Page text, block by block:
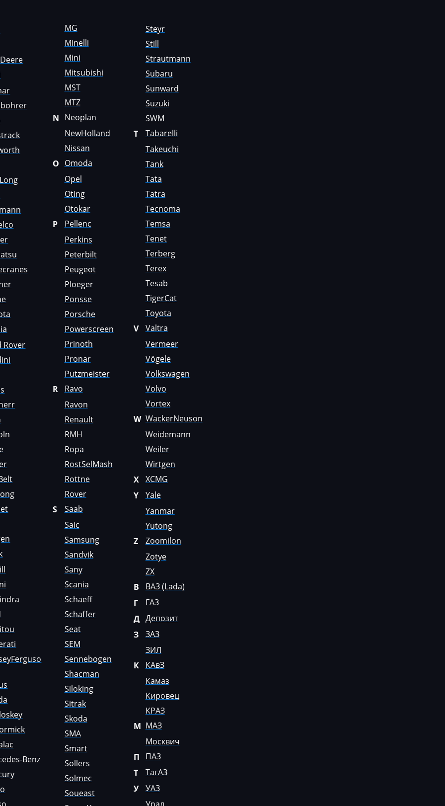
Rover
Benz
MG
Minelli
Mini
Mitsubishi
MST
MTZ
N Neoplan
NewHolland
Nissan
O Omoda
Opel
Oting
Otokar
P
Pellenc
Perkins
Peterbilt
Peugeot
Ploeger
Ponsse
Porsche
Powerscreen
Prinoth
Pronar
Putzmeister
R
Ravo
Ravon
Renault
RMH
Ropa
RostSelMash
Rottne
Rover
S
Saab
Saic
Samsung
Sandvik
Sany
Scania
Schaeff
Schaffer
Seat
SEM
Sennebogen
Shacman
Siloking
Sitrak
Skoda
SMA
Smart
Sollers
Solmec
Soueast
Steyr
Still
Strautmann
Subaru
Sunward
Suzuki
SWM
T
Tabarelli
Takeuchi
Tank
Tata
Tatra
Tecnoma
Temsa
Tenet
Terberg
Terex
Tesab
TigerCat
Toyota
V
Valtra
Vermeer
Vögele
Volkswagen
Volvo
Vortex
W WackerNeuson
Weidemann
Weiler
Wirtgen
X
XCMG
Y
Yale
Yanmar
Yutong
Z
Zoomilon
Zotye
ZX
В
ВАЗ (Lada)
Г
ГАЗ
Д Депозит
З
ЗАЗ
ЗИЛ
К
КАвЗ
Камаз
Кировец
КРАЗ
М МАЗ
Москвич
П
ПАЗ
Т
ТагАЗ
У
УАЗ